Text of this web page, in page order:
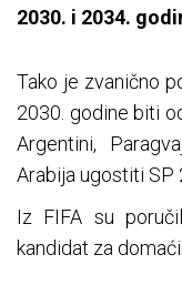
2030. i 2034.
Tako je zvanično
2030. godine biti
Argentini,
Arabija ugostiti SP
Iz FIFA su
kandidat za